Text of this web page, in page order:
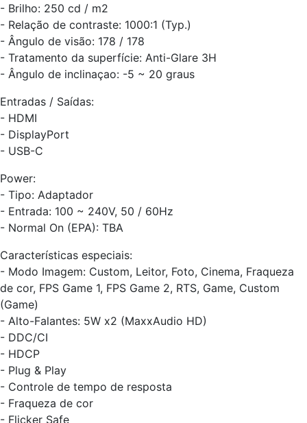
- Brilho: 250 cd / m2
- Relação de contraste: 1000:1 (Typ.)
- Ângulo de visão: 178 / 178
- Tratamento da superfície: Anti-Glare 3H
- Ângulo de inclinaçao: -5 ~ 20 graus
Entradas / Saídas:
- HDMI
- DisplayPort
- USB-C
Power:
- Tipo: Adaptador
- Entrada: 100 ~ 240V, 50 / 60Hz
- Normal On (EPA): TBA
Características especiais:
- Modo Imagem: Custom, Leitor, Foto, Cinema, Fraqueza
de cor, FPS Game 1, FPS Game 2, RTS, Game, Custom
(Game)
- Alto-Falantes: 5W x2 (MaxxAudio HD)
- DDC/CI
- HDCP
- Plug & Play
- Controle de tempo de resposta
- Fraqueza de cor
- Flicker Safe